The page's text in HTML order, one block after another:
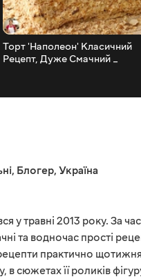
Торт 'Наполеон' Класичний
Рецепт, Дуже Смачний _
, Блогер, Україна
у травні 2013 року. За
та водночас прості
практично
в сюжетах її роликів